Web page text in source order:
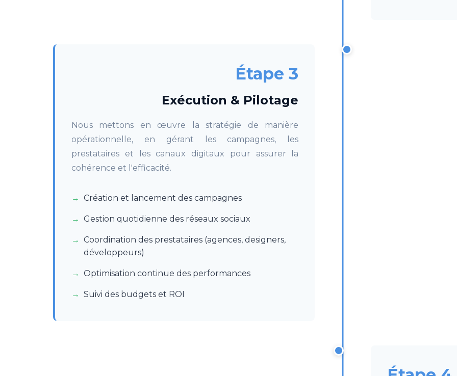
Étape 3
Exécution & Pilotage
Nous mettons en œuvre la stratégie de manière
opérationnelle, en gérant les campagnes, les
prestataires et les canaux digitaux pour assurer la
cohérence et l'efficacité.
Création et lancement des campagnes
Gestion quotidienne des réseaux sociaux
Coordination des prestataires (agences, designers,
développeurs)
Optimisation continue des performances
Suivi des budgets et ROI